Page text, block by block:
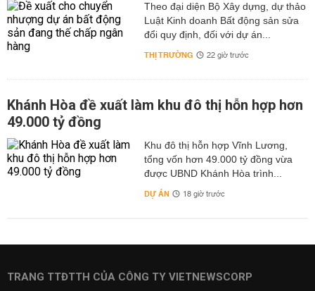
Theo đại diện Bộ Xây dựng, dự thảo
Luật Kinh doanh Bất động sản sửa
đổi quy định, đối với dự án...
THỊ TRƯỜNG 22 giờ trước
Khánh Hòa đề xuất làm khu đô thị hỗn hợp hơn
49.000 tỷ đồng
Khu đô thị hỗn hợp Vĩnh Lương,
tổng vốn hơn 49.000 tỷ đồng vừa
được UBND Khánh Hòa trình...
DỰ ÁN 18 giờ trước
TRANG TTĐTTH CỦA CÔNG TY VIETNEWSCORP